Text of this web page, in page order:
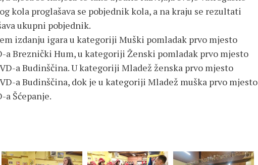
kola proglašava se pobjednik kola, a na kraju se rezultati
ukupni pobjednik.
izdanju igara u kategoriji Muški pomladak prvo mjesto
a Breznički Hum, u kategoriji Ženski pomladak prvo mjesto
a Budinščina. U kategoriji Mladež ženska prvo mjesto
a Budinščina, dok je u kategoriji Mladež muška prvo mjesto
a Šćepanje.